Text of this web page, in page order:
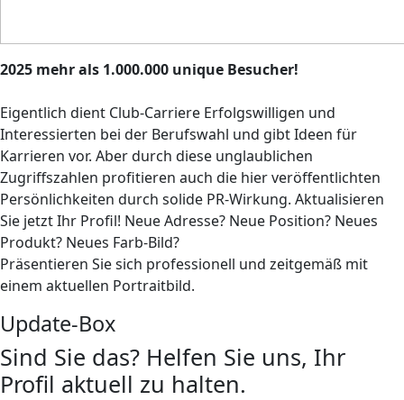
2025 mehr als 1.000.000 unique Besucher!
Eigentlich dient Club-Carriere Erfolgswilligen und
Interessierten bei der Berufswahl und gibt Ideen für
Karrieren vor. Aber durch diese unglaublichen
Zugriffszahlen profitieren auch die hier veröffentlichten
Persönlichkeiten durch solide PR-Wirkung. Aktualisieren
Sie jetzt Ihr Profil! Neue Adresse? Neue Position? Neues
Produkt? Neues Farb-Bild?
Präsentieren Sie sich professionell und zeitgemäß mit
einem aktuellen Portraitbild.
Update-Box
Sind Sie das? Helfen Sie uns, Ihr
Profil aktuell zu halten.